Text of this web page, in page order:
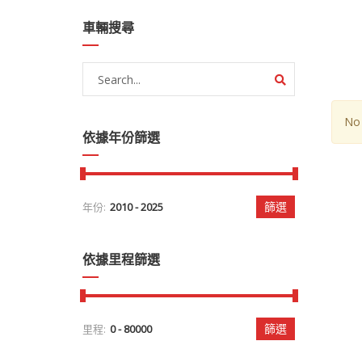
車輛搜尋
依據年份篩選
年份: 篩選
依據里程篩選
里程: 篩選